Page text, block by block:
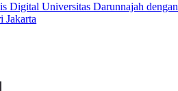
Digital Universitas Darunnajah dengan
Jakarta